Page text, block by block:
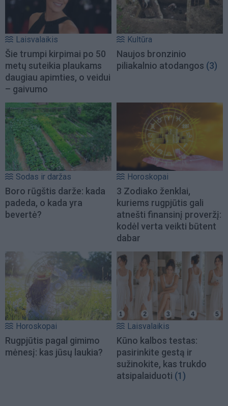
Laisvalaikis
Šie trumpi kirpimai po 50
metų suteikia plaukams
daugiau apimties, o veidui
– gaivumo
Kultūra
Naujos bronzinio
piliakalnio atodangos (3)
Sodas ir daržas
Boro rūgštis darže: kada
padeda, o kada yra
bevertė?
Horoskopai
3 Zodiako ženklai,
kuriems rugpjūtis gali
atnešti finansinį proveržį:
kodėl verta veikti būtent
dabar
Horoskopai
Rugpjūtis pagal gimimo
mėnesį: kas jūsų laukia?
Laisvalaikis
Kūno kalbos testas:
pasirinkite gestą ir
sužinokite, kas trukdo
atsipalaiduoti (1)